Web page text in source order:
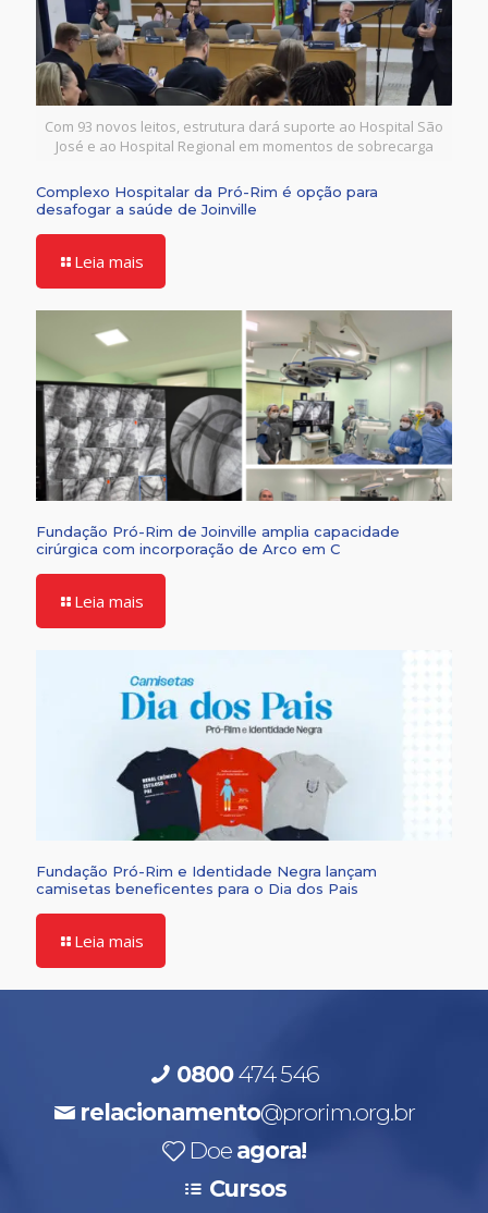
Com 93 novos leitos, estrutura dará suporte ao Hospital São
José e ao Hospital Regional em momentos de sobrecarga
Complexo Hospitalar da Pró-Rim é opção para
desafogar a saúde de Joinville
Leia mais
Fundação Pró-Rim de Joinville amplia capacidade
cirúrgica com incorporação de Arco em C
Leia mais
Fundação Pró-Rim e Identidade Negra lançam
camisetas beneficentes para o Dia dos Pais
Leia mais
0800474 546
relacionamento@prorim.org.br
Doe agora!
Cursos